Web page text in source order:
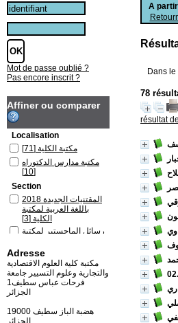
A
Dans
résultat
Mot de passe oublié ?
Pas encore inscrit ?
Affiner ou comparer
Localisation
مكتبة الكلية [71]
مكتبة مدارس الدكتوراه
[10]
Section
المقتنيات الجديدة 2018
باللغة العربية لمكتبة
الكلية [3]
رسائل الماجستير لمكتبة
رسائل الماجستير لمكتبة
مدارس الدكتوراه[2]
كتب باللغة العربية لمكتبة
الكلية [66]
كتب باللغة العربية لمكتبة
مدارس الدكتوراه [8]
Adresse
مكتبة كلية العلوم الاقتصادية
والتجارية وعلوم التسيير جامعة
فرحات عباس سطيف1
الجزائر
19000 هضبة الباز سطيف